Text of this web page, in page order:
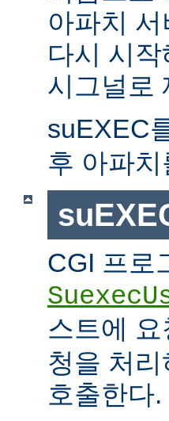
아파치
다시 시
시그널로
suEXEC
후 아파
CGI 프로
스트에
청을 처
호출한다.